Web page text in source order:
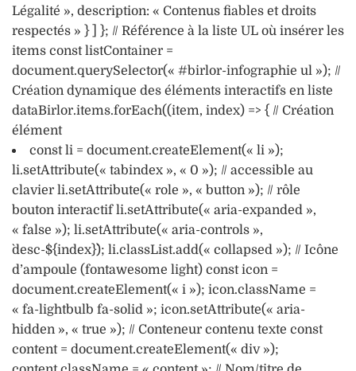
Légalité », description: « Contenus fiables et droits
respectés » } ] }; // Référence à la liste UL où insérer les
items const listContainer =
document.querySelector(« #birlor-infographie ul »); //
Création dynamique des éléments interactifs en liste
dataBirlor.items.forEach((item, index) => { // Création
élément
const li = document.createElement(« li »);
li.setAttribute(« tabindex », « 0 »); // accessible au
clavier li.setAttribute(« role », « button »); // rôle
bouton interactif li.setAttribute(« aria-expanded »,
« false »); li.setAttribute(« aria-controls »,
`desc-${index}`); li.classList.add(« collapsed »); // Icône
d’ampoule (fontawesome light) const icon =
document.createElement(« i »); icon.className =
« fa-lightbulb fa-solid »; icon.setAttribute(« aria-
hidden », « true »); // Conteneur contenu texte const
content = document.createElement(« div »);